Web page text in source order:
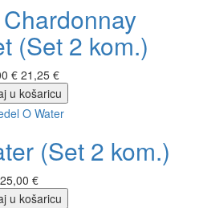
(Set 2 kom.)
€ 21,25 €
u košaricu
(Set 2 kom.)
25,00 €
u košaricu